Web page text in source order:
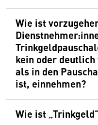
Wie ist
kein oder
als in den
ist, einnehmen?
Wie ist